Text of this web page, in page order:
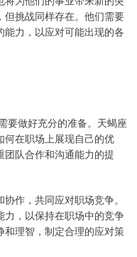
挑战同样存在。他们需要
力，以应对可能出现的各
要做好充分的准备。天蝎座
何在职场上展现自己的优
队合作和沟通能力的提
作，共同应对职场竞争。
，以保持在职场中的竞争
理智，制定合理的应对策